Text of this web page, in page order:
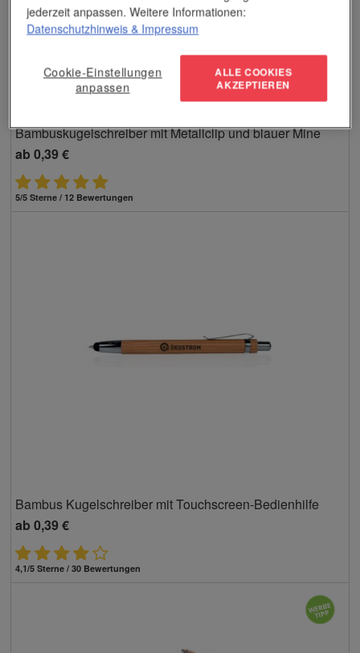
Bambuskugelschreiber mit Metallclip und blauer Mine
ab 0,39 €
5/5 Sterne / 12 Bewertungen
Bambus Kugelschreiber mit Touchscreen-Bedienhilfe
ab 0,39 €
4,1/5 Sterne / 30 Bewertungen
jederzeit anpassen. Weitere Informationen:
Datenschutzhinweis & Impressum
Cookie-Einstellungen
anpassen
ALLE COOKIES
AKZEPTIEREN